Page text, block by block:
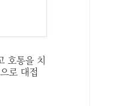
호통을 치
로 대접